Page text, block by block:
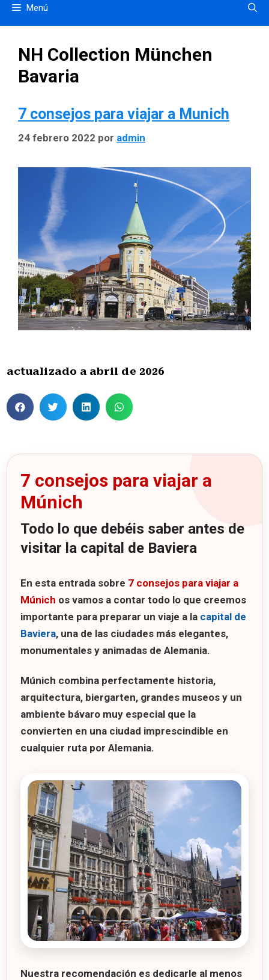
Menú
NH Collection München
Bavaria
7 consejos para viajar a Munich
24 febrero 2022 por admin
actualizado a abril de 2026
7 consejos para viajar a
Múnich
Todo lo que debéis saber antes de
visitar la capital de Baviera
En esta entrada sobre 7 consejos para viajar a
Múnich os vamos a contar todo lo que creemos
importante para preparar un viaje a la capital de
Baviera, una de las ciudades más elegantes,
monumentales y animadas de Alemania.
Múnich combina perfectamente historia,
arquitectura, biergarten, grandes museos y un
ambiente bávaro muy especial que la
convierten en una ciudad imprescindible en
cualquier ruta por Alemania.
Nuestra recomendación es dedicarle al menos